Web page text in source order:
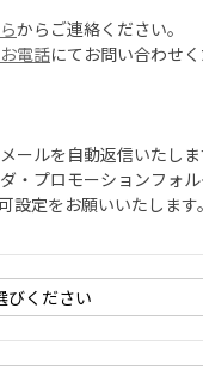
からご連絡ください。
電話にてお問い合わせく
ールを自動返信いたしま
プロモーションフォ
定をお願いいたします。